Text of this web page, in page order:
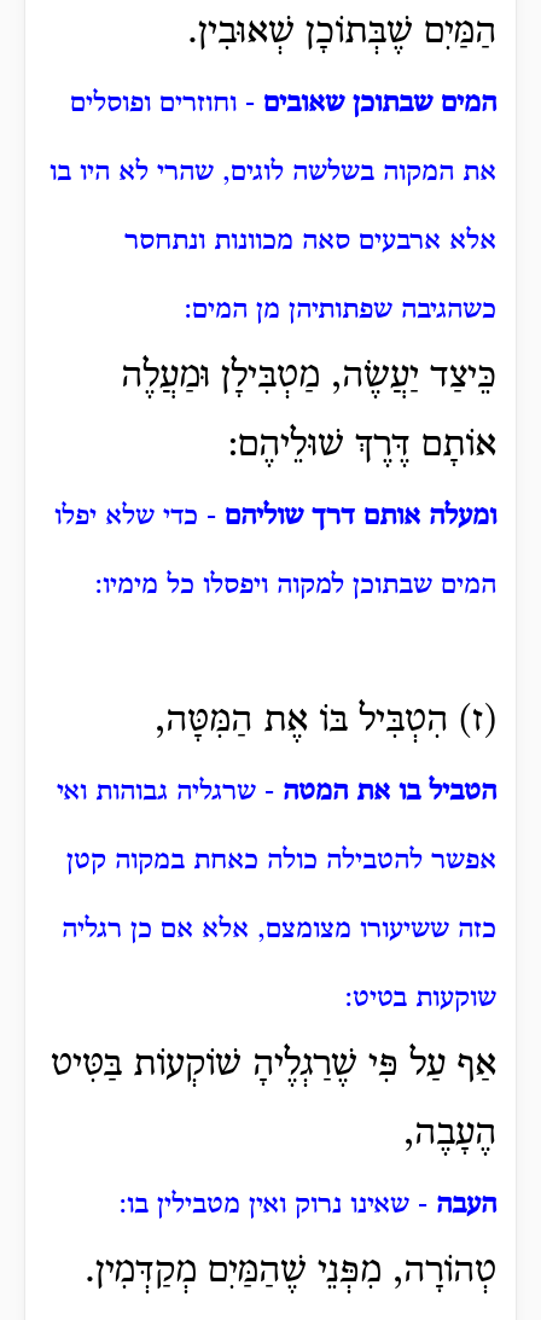
הַמַּיִם שֶׁבְּתוֹכָן שְׁאוּבִין.
המים שבתוכן שאובים - וחוזרים ופוסלים
את המקוה בשלשה לוגים, שהרי לא היו בו
אלא ארבעים סאה מכוונות ונתחסר
כשהגיבה שפתותיהן מן המים:
כֵּיצַד יַעֲשֶׂה, מַטְבִּילָן וּמַעֲלֶה
אוֹתָם דֶּרֶךְ שׁוּלֵיהֶם:
ומעלה אותם דרך שוליהם - כדי שלא יפלו
המים שבתוכן למקוה ויפסלו כל מימיו:
(ז) הִטְבִּיל בּוֹ אֶת הַמִּטָּה,
הטביל בו את המטה - שרגליה גבוהות ואי
אפשר להטבילה כולה כאחת במקוה קטן
כזה ששיעורו מצומצם, אלא אם כן רגליה
שוקעות בטיט:
אַף עַל פִּי שֶׁרַגְלֶיהָ שׁוֹקְעוֹת בַּטִּיט
הֶעָבֶה,
העבה - שאינו נרוק ואין מטבילין בו:
טְהוֹרָה, מִפְּנֵי שֶׁהַמַּיִם מְקַדְּמִין.